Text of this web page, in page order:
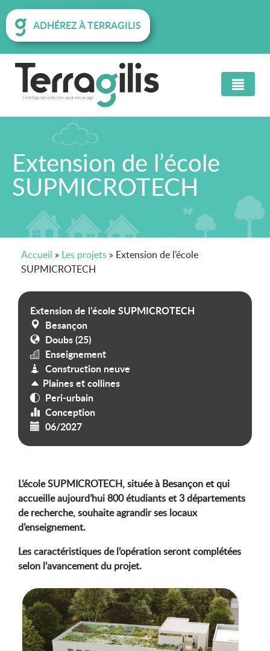
ADHÉREZ À TERRAGILIS
Extension de l’école
SUPMICROTECH
Accueil » Les projets » Extension de l’école
SUPMICROTECH
Extension de l’école SUPMICROTECH
Besançon
Doubs (25)
Enseignement
Construction neuve
Plaines et collines
Peri-urbain
Conception
06/2027
L’école SUPMICROTECH, située à Besançon et qui
accueille aujourd’hui 800 étudiants et 3 départements
de recherche, souhaite agrandir ses locaux
d’enseignement.
Les caractéristiques de l’opération seront complétées
selon l’avancement du projet.